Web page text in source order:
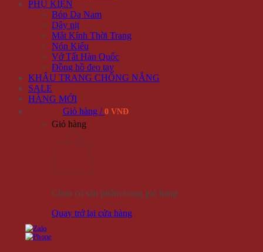
PHỤ KIỆN
Bóp Da Nam
Dây nịt
Mắt Kính Thời Trang
Nón Kiểu
Vớ Tất Hàn Quốc
Đồng hồ đeo tay
KHẨU TRANG CHỐNG NẮNG
SALE
HÀNG MỚI
Giỏ hàng / 0 VNĐ
Giỏ hàng
Chưa có sản phẩm trong giỏ hàng.
Quay trở lại cửa hàng